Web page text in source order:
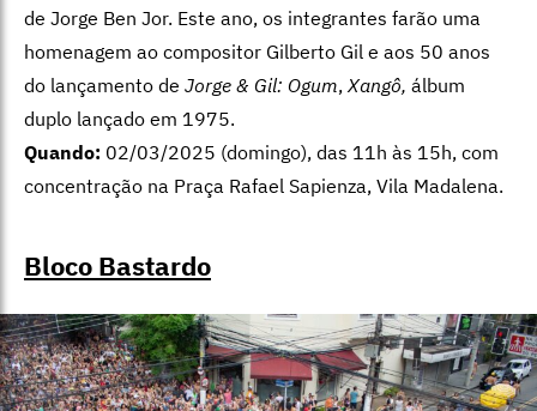
de Jorge Ben Jor. Este ano, os integrantes farão uma
homenagem ao compositor Gilberto Gil e aos 50 anos
do lançamento de Jorge & Gil: Ogum,Xangô, álbum
duplo lançado em 1975.
Quando: 02/03/2025 (domingo), das 11h às 15h, com
concentração na Praça Rafael Sapienza, Vila Madalena.
Bloco Bastardo